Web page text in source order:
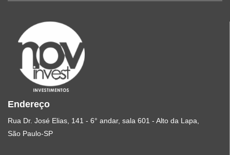
Endereço
Rua Dr. José Elias, 141 - 6° andar, sala 601 - Alto da Lapa,
São Paulo-SP